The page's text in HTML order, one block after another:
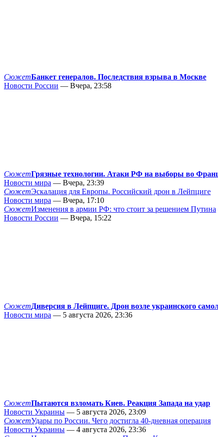
СюжетБанкет генералов. Последствия взрыва в Москве
Новости России — Вчера, 23:58
СюжетГрязные технологии. Атаки РФ на выборы во
Новости мира — Вчера, 23:39
СюжетЭскалация для Европы. Российский дрон в Лейпциге
Новости мира — Вчера, 17:10
СюжетИзменения в армии РФ: что стоит за решением Путина
Новости России — Вчера, 15:22
СюжетДиверсия в Лейпциге. Дрон возле украинского
Новости мира — 5 августа 2026, 23:36
СюжетПытаются взломать Киев. Реакция Запада на удар
Новости Украины — 5 августа 2026, 23:09
СюжетУдары по России. Чего достигла 40-дневная операция
Новости Украины — 4 августа 2026, 23:36